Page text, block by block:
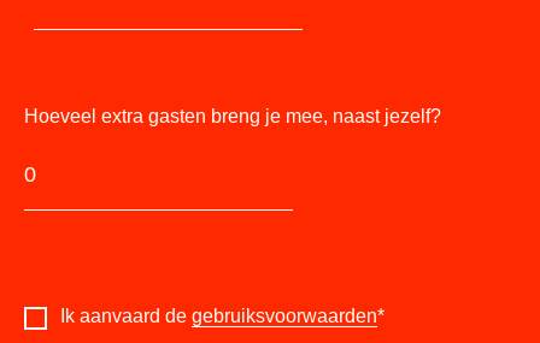
Hoeveel extra gasten breng je mee, naast jezelf?
Ik aanvaard de gebruiksvoorwaarden*